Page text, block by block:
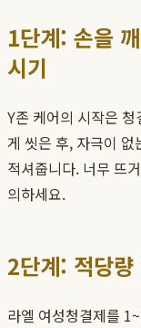
1단계: 손을
시기
Y존 케어의 시작은
게 씻은 후, 자극이 없
적셔줍니다. 너무 뜨
의하세요.
2단계: 적당량
라엘 여성청결제를